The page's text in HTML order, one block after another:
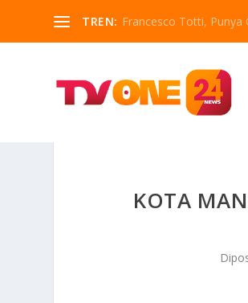
TREN: Francesco Totti, Punya
KOTA